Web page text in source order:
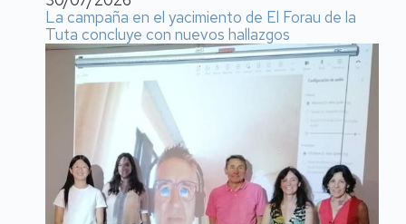
La campaña en el yacimiento de El Forau de la
Tuta concluye con nuevos hallazgos